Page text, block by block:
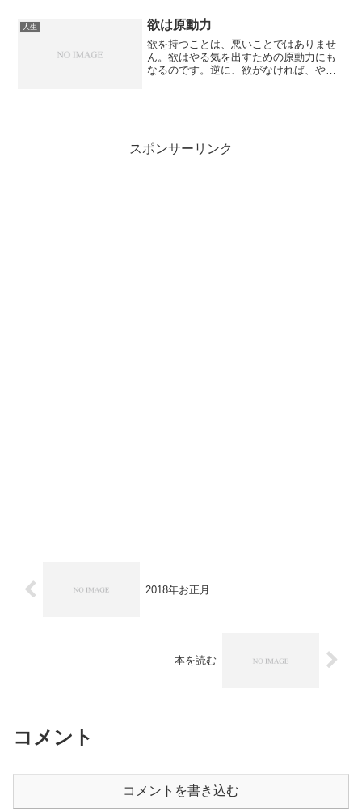
り組むと、失敗する可能性...
人生 欲は原動力
欲を持つことは、悪いことではありませ
ん。欲はやる気を出すための原動力にも
なるのです。逆に、欲がなければ、やる
スポンサーリンク
2018年お正月
本を読む
コメント
コメントを書き込む